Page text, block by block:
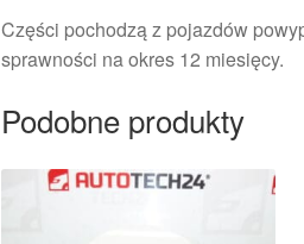
Części pochodzą z pojazdów
sprawności na okres 12 miesięcy.
Podobne produkty